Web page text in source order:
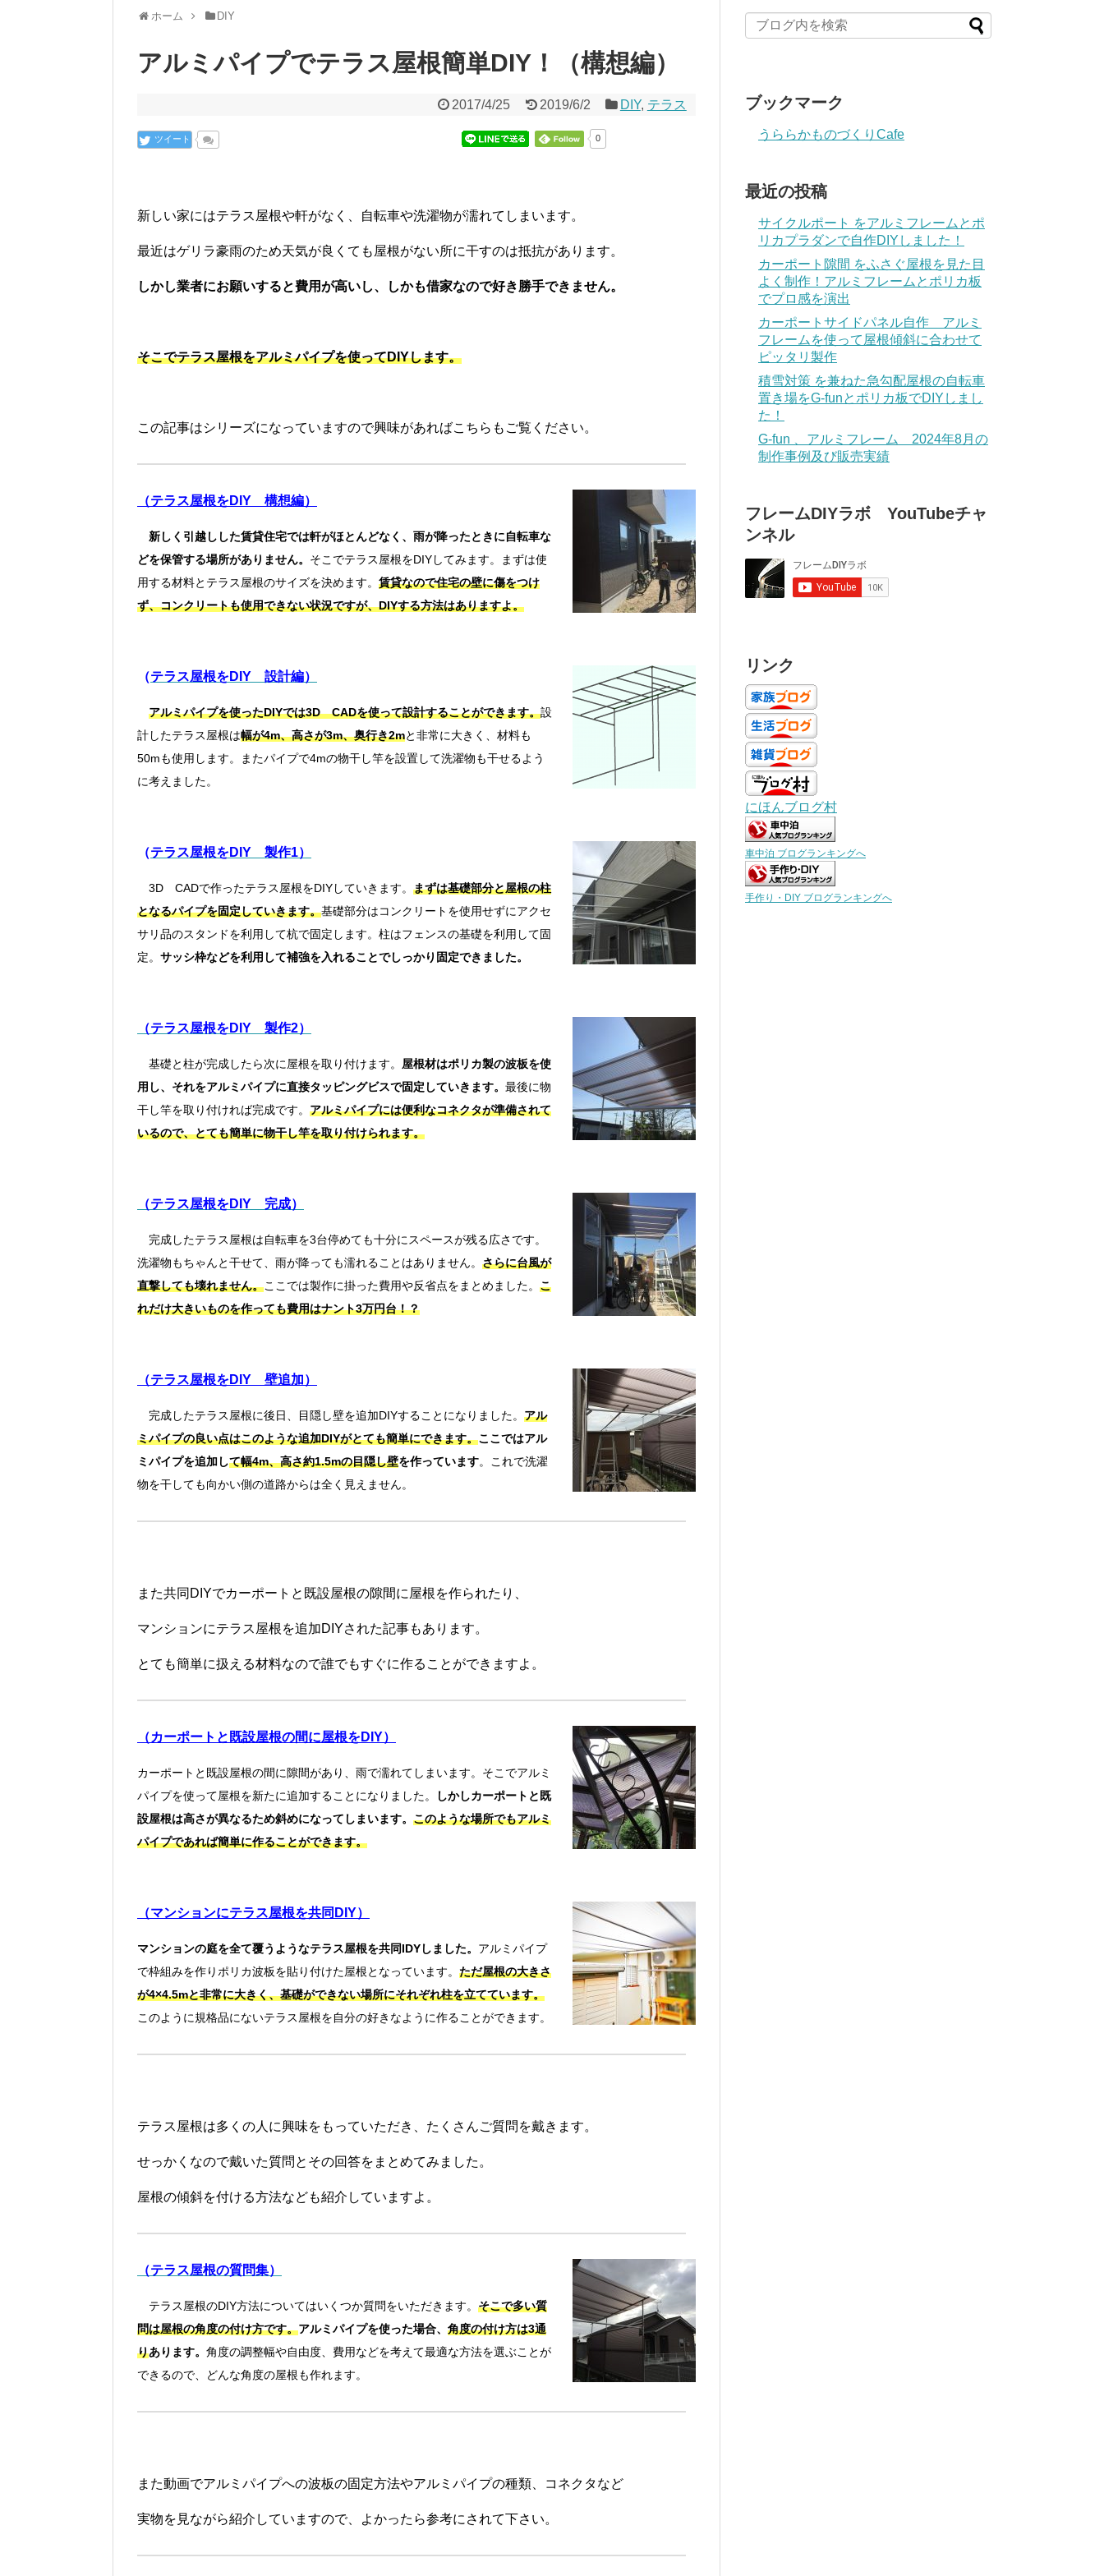
ホーム DIY
アルミパイプでテラス屋根簡単DIY！（構想編）
2017/4/25 2019/6/2 DIY, テラス
ツイート 0
新しい家にはテラス屋根や軒がなく、自転車や洗濯物が濡れてしまいます。
最近はゲリラ豪雨のため天気が良くても屋根がない所に干すのは抵抗があります。
しかし業者にお願いすると費用が高いし、しかも借家なので好き勝手できません。
そこでテラス屋根をアルミパイプを使ってDIYします。
この記事はシリーズになっていますので興味があればこちらもご覧ください。
（テラス屋根をDIY 構想編）
新しく引越しした賃貸住宅では軒がほとんどなく、雨が降ったときに自転車な
どを保管する場所がありません。 そこでテラス屋根をDIYしてみます。まずは使
用する材料とテラス屋根のサイズを決めます。 賃貸なので住宅の壁に傷をつけ
ず、コンクリートも使用できない状況ですが、DIYする方法はありますよ。
（テラス屋根をDIY 設計編）
アルミパイプを使ったDIYでは3D CADを使って設計することができます。設
計したテラス屋根は幅が4m、高さが3m、奥行き2mと非常に大きく、材料も
50mも使用します。またパイプで4mの物干し竿を設置して洗濯物も干せるよう
に考えました。
（テラス屋根をDIY 製作1）
3D CADで作ったテラス屋根をDIYしていきます。 まずは基礎部分と屋根の柱
となるパイプを固定していきます。基礎部分はコンクリートを使用せずにアクセ
サリ品のスタンドを利用して杭で固定します。柱はフェンスの基礎を利用して固
定。 サッシ枠などを利用して補強を入れることでしっかり固定できました。
（テラス屋根をDIY 製作2）
基礎と柱が完成したら次に屋根を取り付けます。 屋根材はポリカ製の波板を使
用し、それをアルミパイプに直接タッピングビスで固定していきます。 最後に物
干し竿を取り付ければ完成です。 アルミパイプには便利なコネクタが準備されて
いるので、とても簡単に物干し竿を取り付けられます。
（テラス屋根をDIY 完成）
完成したテラス屋根は自転車を3台停めても十分にスペースが残る広さです。
洗濯物もちゃんと干せて、雨が降っても濡れることはありません。 さらに台風が
直撃しても壊れません。ここでは製作に掛った費用や反省点をまとめました。 こ
れだけ大きいものを作っても費用はナント3万円台！？
（テラス屋根をDIY 壁追加）
完成したテラス屋根に後日、目隠し壁を追加DIYすることになりました。 アル
ミパイプの良い点はこのような追加DIYがとても簡単にできます。ここではアル
ミパイプを追加して幅4m、高さ約1.5mの目隠し壁を作っています。これで洗濯
物を干しても向かい側の道路からは全く見えません。
また共同DIYでカーポートと既設屋根の隙間に屋根を作られたり、
マンションにテラス屋根を追加DIYされた記事もあります。
とても簡単に扱える材料なので誰でもすぐに作ることができますよ。
（カーポートと既設屋根の間に屋根をDIY）
カーポートと既設屋根の間に隙間があり、雨で濡れてしまいます。そこでアルミ
パイプを使って屋根を新たに追加することになりました。
しかしカーポートと既
設屋根は高さが異なるため斜めになってしまいます。 このような場所でもアルミ
パイプであれば簡単に作ることができます。
（マンションにテラス屋根を共同DIY）
マンションの庭を全て覆うようなテラス屋根を共同IDYしました。 アルミパイプ
で枠組みを作りポリカ波板を貼り付けた屋根となっています。 ただ屋根の大きさ
が4×4.5mと非常に大きく、基礎ができない場所にそれぞれ柱を立てています。
このように規格品にないテラス屋根を自分の好きなように作ることができます。
テラス屋根は多くの人に興味をもっていただき、たくさんご質問を戴きます。
せっかくなので戴いた質問とその回答をまとめてみました。
屋根の傾斜を付ける方法なども紹介していますよ。
（テラス屋根の質問集）
テラス屋根のDIY方法についてはいくつか質問をいただきます。 そこで多い質
問は屋根の角度の付け方です。アルミパイプを使った場合、 角度の付け方は3通
りあります。 角度の調整幅や自由度、費用などを考えて最適な方法を選ぶことが
できるので、どんな角度の屋根も作れます。
また動画でアルミパイプへの波板の固定方法やアルミパイプの種類、コネクタなど
実物を見ながら紹介していますので、よかったら参考にされて下さい。
ブックマーク
うららかものづくりCafe
最近の投稿
サイクルポート をアルミフレームとポ
リカプラダンで自作DIYしました！
カーポート隙間 をふさぐ屋根を見た目
よく制作！アルミフレームとポリカ板
でプロ感を演出
カーポートサイドパネル自作 アルミ
フレームを使って屋根傾斜に合わせて
ピッタリ製作
積雪対策 を兼ねた急勾配屋根の自転車
置き場をG-funとポリカ板でDIYしまし
た！
G-fun 、アルミフレーム 2024年8月の
制作事例及び販売実績
フレームDIYラボ YouTubeチャ
ンネル
リンク
にほんブログ村
車中泊 ブログランキングへ
手作り・DIY ブログランキングへ